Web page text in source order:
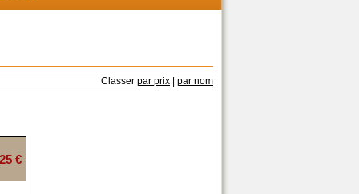
Classer par prix par nom
€